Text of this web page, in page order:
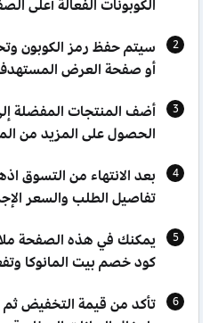
الكوبونات الفعالة أعلى
سيتم حفظ رمز الكوبون
أو صفحة العرض
أضف المنتجات المفضلة
الحصول على المزيد من
بعد الانتهاء من التسوق
تفاصيل الطلب والسعر
يمكنك في هذه الصفحة
كود خصم بيت المانوكا
تأكد من قيمة التخفيض ثم